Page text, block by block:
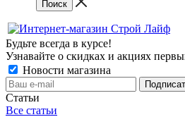
Будьте всегда в курсе!
Узнавайте о скидках и акциях
Новости магазина
Статьи
Все статьи